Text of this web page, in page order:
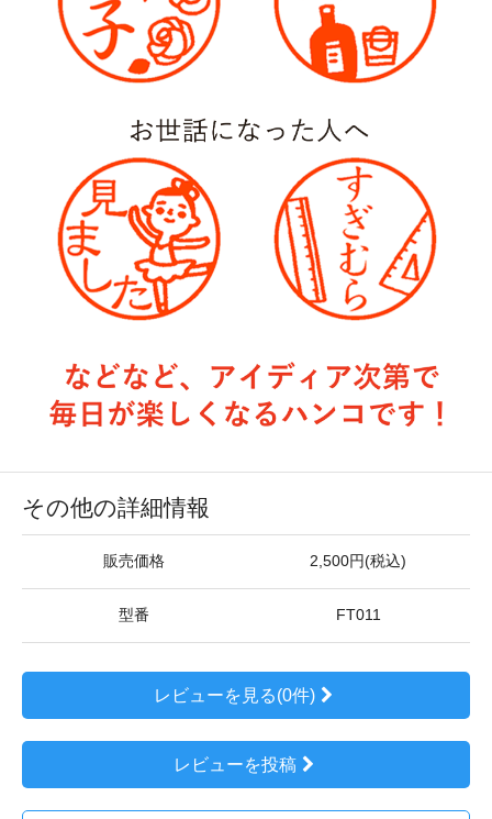
その他の詳細情報
販売価格 2,500円(税込)
型番 FT011
レビューを見る(0件)
レビューを投稿